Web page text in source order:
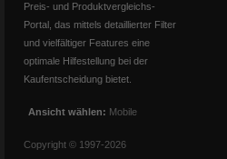
Preis- und Produktvergleichs-
Portal, das mittels detaillierter Filter
und vielfältiger Features eine
optimale Hilfestellung bei der
Kaufentscheidung bietet.
Ansicht wählen: Mobile
Copyright © 1997-2026